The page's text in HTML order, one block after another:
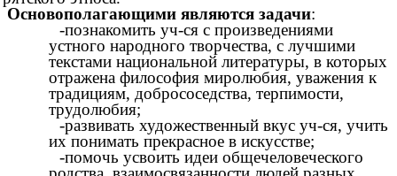
Основополагающими являются задачи:
-познакомить уч-ся с произведениями
устного народного творчества, с лучшими
текстами национальной литературы, в которых
отражена философия миролюбия, уважения к
традициям, добрососедства, терпимости,
трудолюбия;
-развивать художественный вкус уч-ся, учить
их понимать прекрасное в искусстве;
-помочь усвоить идеи общечеловеческого